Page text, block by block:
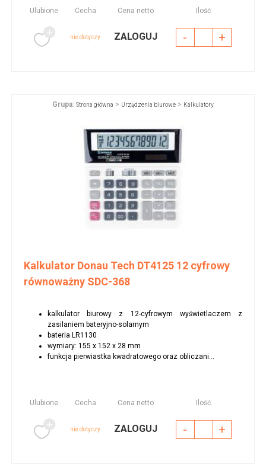
Ulubione Cecha Cena netto Ilość
nie dotyczy ZALOGUJ - +
Grupa: Strona główna > Urządzenia biurowe > Kalkulatory
Kalkulator Donau Tech DT4125 12 cyfrowy
równoważny SDC-368
kalkulator biurowy z 12-cyfrowym wyświetlaczem z
zasilaniem bateryjno-solarnym
bateria LR1130
wymiary: 155 x 152 x 28 mm
funkcja pierwiastka kwadratowego oraz obliczani...
Ulubione Cecha Cena netto Ilość
nie dotyczy ZALOGUJ - +